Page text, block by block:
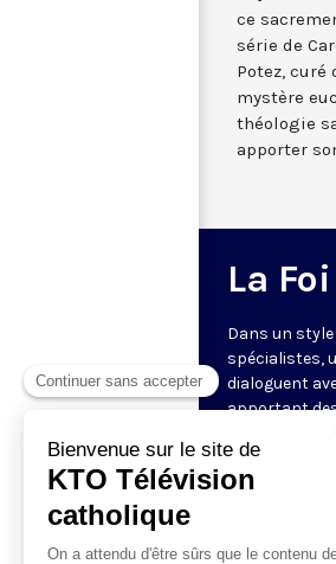
ce
série de
Potez, curé
mystère
théologie
apporter
La
Dans un
spécialistes,
dialoguent
apportant
nous
liturgie, de
Visiter